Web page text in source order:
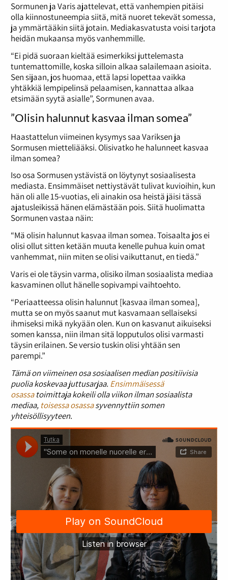
Sormunen ja Varis ajattelevat, että vanhempien pitäisi
olla kiinnostuneempia siitä, mitä nuoret tekevät somessa,
ja ymmärtääkin siitä jotain. Mediakasvatusta voisi tarjota
heidän mukaansa myös vanhemmille.
“Ei pidä suoraan kieltää esimerkiksi juttelemasta
tuntemattomille, koska silloin alkaa salailemaan asioita.
Sen sijaan, jos huomaa, että lapsi lopettaa vaikka
yhtäkkiä lempipelinsä pelaamisen, kannattaa alkaa
etsimään syytä asialle”, Sormunen avaa.
”Olisin halunnut kasvaa ilman somea”
Haastattelun viimeinen kysymys saa Variksen ja
Sormusen mietteliääksi. Olisivatko he halunneet kasvaa
ilman somea?
Iso osa Sormusen ystävistä on löytynyt sosiaalisesta
mediasta. Ensimmäiset nettiystävät tulivat kuvioihin, kun
hän oli alle 15-vuotias, eli ainakin osa heistä jäisi tässä
ajatusleikissä hänen elämästään pois. Siitä huolimatta
Sormunen vastaa näin:
“Mä olisin halunnut kasvaa ilman somea. Toisaalta jos ei
olisi ollut sitten ketään muuta kenelle puhua kuin omat
vanhemmat, niin miten se olisi vaikuttanut, en tiedä.”
Varis ei ole täysin varma, olisiko ilman sosiaalista mediaa
kasvaminen ollut hänelle sopivampi vaihtoehto.
“Periaatteessa olisin halunnut [kasvaa ilman somea],
mutta se on myös saanut mut kasvamaan sellaiseksi
ihmiseksi mikä nykyään olen. Kun on kasvanut aikuiseksi
somen kanssa, niin ilman sitä lopputulos olisi varmasti
täysin erilainen. Se versio tuskin olisi yhtään sen
parempi.”
Tämä on viimeinen osa sosiaalisen median positiivisia
puolia koskevaa juttusarjaa. Ensimmäisessä
osassatoimittaja kokeili olla viikon ilman sosiaalista
mediaa, toisessa osassasyvennyttiin somen
yhteisöllisyyteen.